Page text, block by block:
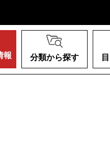
報 分類から探す